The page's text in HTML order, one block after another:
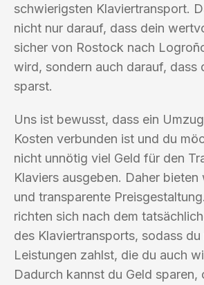
schwierigsten Klaviertransport.
nicht nur darauf, dass dein
sicher von Rostock nach
wird, sondern auch darauf, dass
sparst.
Uns ist bewusst, dass ein
Kosten verbunden ist und du
nicht unnötig viel Geld für den
Klaviers ausgeben. Daher
und transparente
richten sich nach dem
des Klaviertransports, sodass
Leistungen zahlst, die du auch
Dadurch kannst du Geld sparen,